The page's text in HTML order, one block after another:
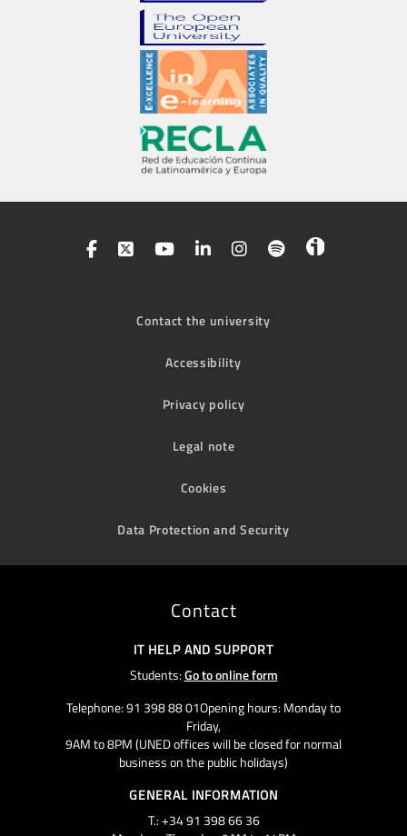
Contact the university
Accessibility
Privacy policy
Legal note
Cookies
Data Protection and Security
Contact
IT HELP AND SUPPORT
Students:Go to online form
Telephone: 91 398 88 01Opening hours: Monday to
Friday,
9AM to 8PM (UNED offices will be closed for normal
business on the public holidays)
GENERAL INFORMATION
T.: +34 91 398 66 36